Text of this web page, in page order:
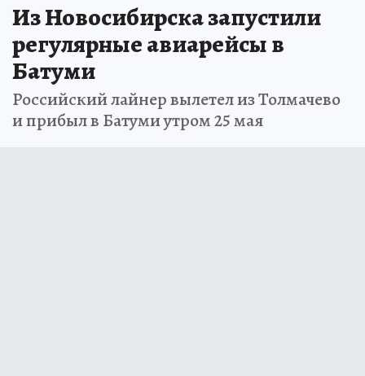
Из Новосибирска запустили
регулярные авиарейсы в
Батуми
Российский лайнер вылетел из Толмачево
и прибыл в Батуми утром 25 мая